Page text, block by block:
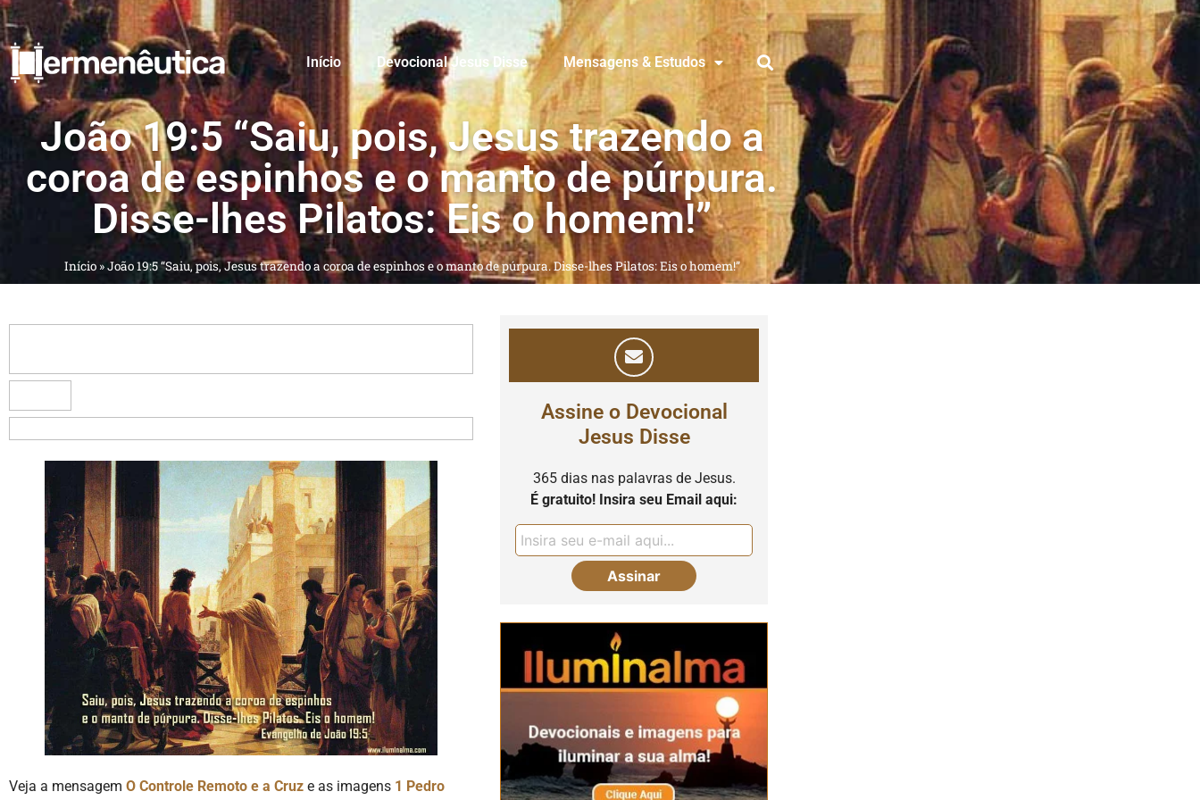
Início Devocional Jesus Disse Mensagens & Estudos
João 19:5 “Saiu, pois, Jesus trazendo a
coroa de espinhos e o manto de púrpura.
Disse-lhes Pilatos: Eis o homem!”
Início»João 19:5 “Saiu, pois, Jesus trazendo a coroa de espinhos e o manto de púrpura. Disse-lhes Pilatos: Eis o homem!”
Veja a mensagem O Controle Remoto e a Cruz e as imagens 1 Pedro
Assine o Devocional
Jesus Disse
365 dias nas palavras de Jesus.
É gratuito! Insira seu Email aqui: